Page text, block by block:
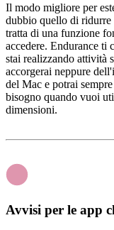
Il modo migliore per
dubbio quello di ridurre
tratta di una funzione
accedere. Endurance ti
stai realizzando attività
accorgerai neppure
del Mac e potrai
bisogno quando vuoi
dimensioni.
Avvisi per le app